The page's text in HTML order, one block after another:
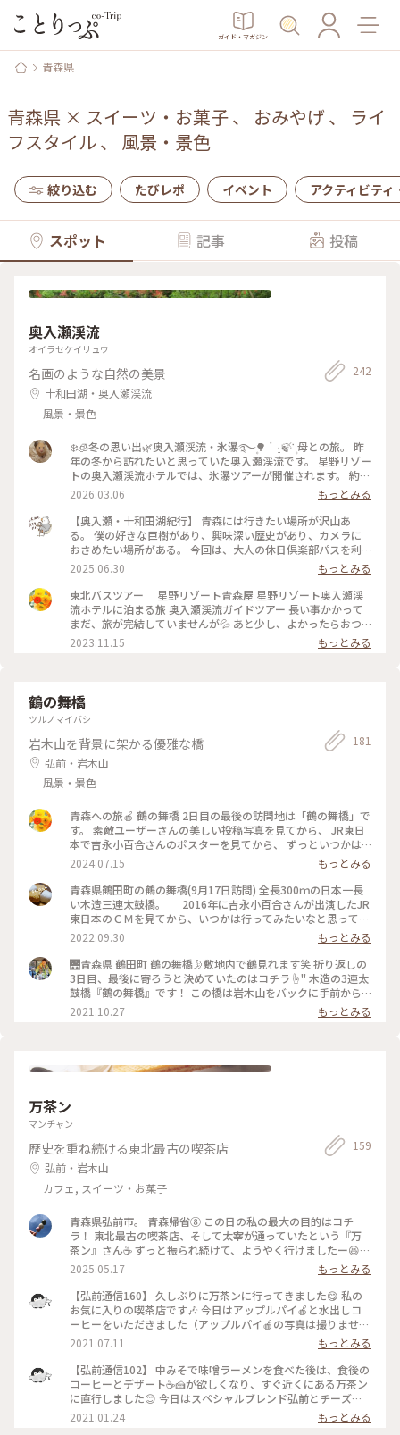
ガイド・マガジン
青森県
青森県 × スイーツ・お菓子、 おみやげ 、 ライ
フスタイル、 風景・景色
絞り込む たびレポ イベント アクティビティ
スポット 記事 投稿
奥入瀬渓流
オイラセケイリュウ
名画のような自然の美景
十和田湖・奥入瀬渓流
風景・景色
242
❄️🧊冬の思い出🌿奥入瀬渓流・氷瀑࿐۪🌳 ॱ ᩠۰🍃་۪ 母との旅。 昨
年の冬から訪れたいと思っていた奥入瀬渓流です。 星野リゾー
トの奥入瀬渓流ホテルでは、氷瀑ツアーが開催されます。 約1
時間、バスでの移動ですので母にもやさしいツアーでした。 #
開運旅 #奥入瀬渓流 #奥入瀬渓流ホテル #星野リゾート #氷瀑 #
氷瀑ツアー #奥入瀬の冬 #青森旅行 #十和田市 #冬の絶景 #雪景
色 #青森 #ことりっぷ青森
2026.03.06
もっとみる
【奥入瀬・十和田湖紀行】 青森には行きたい場所が沢山あ
る。 僕の好きな巨樹があり、興味深い歴史があり、カメラに
おさめたい場所がある。 今回は、大人の休日倶楽部パスを利
用し、土日の強硬日程で、青森へ。 まずは、のっけ丼ランチ
で腹ごしらえ。青森駅のすぐ近くで、2,200円で、この刺身を
食べられるのだから驚きだ。 今回の目的地は奥入瀬。渓流沿
いをゆっくり散策。素人の僕でも、それなりの写真が撮れる。
絵の中を歩いているようだ。 宿泊は奥入瀬の焼山。田酒等の
十和田神社に参拝。マリンブルーのきれいな湖、心地よい波の
も、つゆを入れることも変わっているが、僕はこのそば、好き
だ。 最後は三内丸山遺跡。先日、豊洲の古代エジプト ラム
セス大王展を見に行ったが、それよりも古い遺跡なのだから、
とんでもない。日本にも世界に張れる歴史遺産があるものだ。
沢山の土産を手に、楽しかった思い出を胸に、帰路につく。
日常を忘れる良い旅だった。 次回は、青森をもっとゆっくり
周遊したい。 #奥入瀬 #十和田湖 #青森 #大人の休日倶楽部 #ハ
イキング #ランチ
2025.06.30
もっとみる
東北バスツアー 星野リゾート青森屋 星野リゾート奥入瀬渓
流ホテルに泊まる旅 奥入瀬渓流ガイドツアー 長い事かかって
まだ、旅が完結していませんが💦 あと少し、よかったらおつ
きあいください。 夕食のあとは、雨天のため星空観賞会が中
止となってしまったので、渓流ラウンジにて温かいりんご紅茶
渓流ガイドツアーでも大変役立ちました。 翌朝は10時に出発
でしたので、朝食ブュッフェ、温泉、ホテル周りの散策とゆっ
くり楽しんでから、ホテルにさよならをしました。（写真5枚
目） そして、今日のメインは石ケ戸休憩所から雲井の滝まで、
ガイドさんと一緒に奥入瀬渓流を歩くことです。 ガイドツアー
に参加するのは初めてなので、ワクワク。 耳にイヤホンをつけ
て、ガイドさんと離れても声が聞こえる仕組みになっているの
クチャーをうけたこともあり、ガイドさんの説明が頭にすんな
りと入ってきて、うんちく好きの私にはたまらない時間でし
た。 再び奥入瀬渓流に来ることがあったら、ホテルから十和
田湖まで渓流沿いをのんびりと歩いてみたいなぁ、歩こうねー
と主人と約束しました。 #私のことりっぷ旅 #秋さんぽ #奥入
#きのこ好きの #ガイドさんでした
2023.11.15 もっとみる
鶴の舞橋
ツルノマイバシ
岩木山を背景に架かる優雅な橋
弘前・岩木山
風景・景色
181
青森への旅🍎 鶴の舞橋 2日目の最後の訪問地は「鶴の舞橋」で
す。 素敵ユーザーさんの美しい投稿写真を見てから、 JR東日
本で吉永小百合さんのポスターを見てから、 ずっといつかは
と憧れていた場所。 全長300メートルの日本一長い木造三連太
鼓橋は、長い木の橋、長生きの橋ということで、この橋を渡る
と長生きできると言われているのだそうです。 そんな思いを噛
み締めながら、ゆっくりと歩いて対岸へ渡ります。 橋の途中の
ステージで拍手をすると 「鳴き龍」の現象で音が響いて聞こ
が雲に隠れることもありましたが、 最後は橋の向こうに姿を
見せてくれ まるでつがいの鶴が羽を広げているかのような美
しい木の橋と共にカメラに収めることができました。 高円寺
の気象神社のお守りを肌身離さず持ちあるていてよかったで
す。 あ〜なんて素晴らしい1日だったでしょう。 運転手さん、
ありがとうございました。 津軽平野に別れを告げ、 りんご畑
2024.07.15
もっとみる
青森県鶴田町の鶴の舞橋(9月17日訪問) 全長300ｍの日本一長
い木造三連太鼓橋。 2016年に吉永小百合さんが出演したJR
東日本のＣＭを見てから、いつかは行ってみたいなと思ってい
ました。 数日前の天気予報ではこの日は雨や曇りの予報で
したが、前日に確認すると晴☀️予報。これは朝日と鶴の舞橋の
写真が撮れるかも⁉️と、早起きは大の苦手な私が2時起床で向
かいました。🚙💨 雲が多めで、朝日が隠れ気味でしたが、
どうにか📸 写真を撮った後は、せっかくなので橋を歩いてみ
ました🐾 木造の橋なので、なんだか江戸時代にでもタイムス
リップしたみたい。 振り返ると岩木山も見えます。 朝の爽や
2022.09.30
もっとみる
🌉青森県 鶴田町 鶴の舞橋🌛敷地内で鶴見れます笑 折り返しの
3日目、最後に寄ろうと決めていたのはコチラ☝" 木造の3連太
鼓橋『鶴の舞橋』です！ この橋は岩木山をバックに手前から
と、反対の奥側、そして1つ隣の端からの3つのアングルが一般
的に見所となっているようです✨ 写真は1枚目から時間を遡る
でした。白鷺かなꉂ(ˊᗜˋ*) 【5】は隣接するようにある施設の
🔹🔹🔸🔹❀🐦✴ 🔸🔸 ✴🐦❀🔹🔸🔹🔹 コチラもことりっぷの投
稿を見て、ぜひ撮りたいなーと思ってました☝ (あおいもりお
さんやkemikemiさんの写真見て、青森の日本海側行ったらマ
スト！と) 狙い目は晴れの夜明けか夕暮れと考えて…。 が、こ
の日は前夜からの雨、昼過ぎにやみその後はくもり空☁☁☁
太陽なくてノーマジックアワー🙅🏻 しかし、前回桜の季節に
は見えなかった岩木山も見れたので、良しとしましょう👍 鶴
影2020年11月2日) #青森県 #鶴田町 #鶴の舞橋 #岩木山 #鷺 #
ひとりっぷ陸奥2020 #クリップしてきた場所 #行き当たりばっ
旅 #私のことりっぷ #秋日和
2021.10.27 もっとみる
万茶ン
マンチャン
歴史を重ね続ける東北最古の喫茶店
弘前・岩木山
カフェ, スイーツ・お菓子
159
青森県弘前市。 青森帰省⑧ この日の私の最大の目的はコチ
ラ！ 東北最古の喫茶店、そして太宰が通っていたという『万
茶ン』さん☕️ ずっと振られ続けて、ようやく行けましたー😆
・ 行くたびに定休日や臨時休業に当たってしまい、その後は
長期休業になり、そのまま閉店してしまうかもしれないとの話
もあり… 行けることなく終わってしまうのか😭と思っていた
ところ… 現在の店主さんが引き継いでくれて、お店継続となり
ました😆 ・ こちらで太宰ブレンドを飲みながらアップルパイ
を頬張るのを夢見ていたのです😌 念願かなって大満足でした✨
・ おそらく当時の雰囲気とは少し違ってるとは思いますが。
・ 2025.5.5📝 ・ #青森さんぽ #青森カフェ #アップルパイ
2025.05.17
もっとみる
【弘前通信160】 久しぶりに万茶ンに行ってきました😋 私の
お気に入りの喫茶店です🎶 今日はアップルパイ🍎と水出しコ
ーヒーをいただきました（アップルパイ🍎の写真は撮りません
でした🤣）。 ここ万茶ンはマスターが気さくな方で、先客の
常連さんが帰ったあと、話しかけて来てくれました😄 単身赴
任で一年前に弘前に来ていること、最近、あちこちに遠出して
いることを話したら、行く場所に迷った時は聞きに来てと。
なんでも穴場スポットを教えてくれるとか。 私も常連さんの
仲間入りかな🥳 まだ10回も行ってないけど(笑) #夏色さがし #
青森県 #弘前 #喫茶店 #万茶ン #アップルパイ #水出しコーヒー
2021.07.11
もっとみる
【弘前通信102】 中みそで味噌ラーメンを食べた後は、食後の
コーヒーとデザート☕️🍰が欲しくなり、すぐ近くにある万茶ン
に直行しました😊 今日はスペシャルブレンド弘前とチーズケ
ーキのセットに😋 静かな店内でコーヒーとチーズケーキをい
ただきながら、１時間ほど読書をしました。 弘前に来てから
2021.01.24 もっとみる